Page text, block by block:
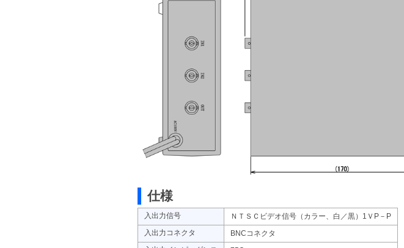
仕様
入出力信号
ＮＴＳＣビデオ信号（カラー、白／黒）1ＶP－P
入出力コネクタ
BNCコネクタ